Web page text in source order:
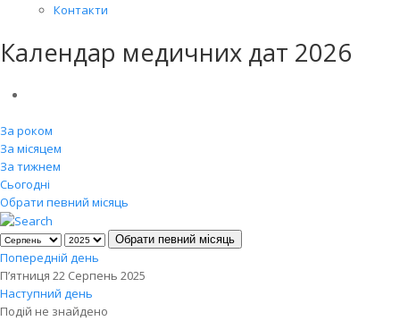
Контакти
Календар медичних дат 2026
За роком
За місяцем
За тижнем
Сьогодні
Обрати певний місяць
Обрати певний місяць
Попередній день
П’ятниця 22 Серпень 2025
Наступний день
Подій не знайдено